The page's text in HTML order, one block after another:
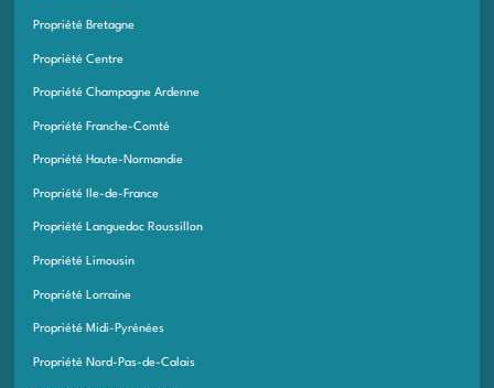
Propriété Bretagne
Propriété Centre
Propriété Champagne Ardenne
Propriété Franche-Comté
Propriété Haute-Normandie
Propriété Ile-de-France
Propriété Languedoc Roussillon
Propriété Limousin
Propriété Lorraine
Propriété Midi-Pyrénées
Propriété Nord-Pas-de-Calais